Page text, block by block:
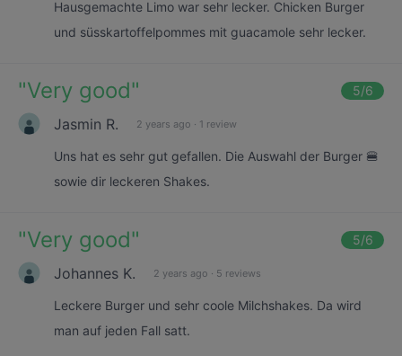
Hausgemachte Limo war sehr lecker. Chicken Burger
und süsskartoffelpommes mit guacamole sehr lecker.
"Very good" 5/6
Jasmin R. 2 years ago · 1 review
Uns hat es sehr gut gefallen. Die Auswahl der Burger 🍔
sowie dir leckeren Shakes.
"Very good" 5/6
Johannes K. 2 years ago · 5 reviews
Leckere Burger und sehr coole Milchshakes. Da wird
man auf jeden Fall satt.